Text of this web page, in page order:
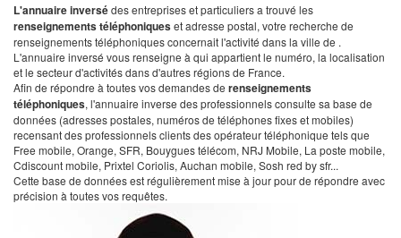
L'annuaire inversédes entreprises et particuliers a trouvé les
renseignements téléphoniqueset adresse postal, votre recherche de
renseignements téléphoniques concernait l'activité dans la ville de .
L'annuaire inversé vous renseigne à qui appartient le numéro, la localisation
et le secteur d'activités dans d'autres régions de France.
Afin de répondre à toutes vos demandes de renseignements
téléphoniques, l'annuaire inverse des professionnels consulte sa base de
données (adresses postales, numéros de téléphones fixes et mobiles)
recensant des professionnels clients des opérateur téléphonique tels que
Free mobile, Orange, SFR, Bouygues télécom, NRJ Mobile, La poste mobile,
Cdiscount mobile, Prixtel Coriolis, Auchan mobile, Sosh red by sfr...
Cette base de données est régulièrement mise à jour pour de répondre avec
précision à toutes vos requêtes.